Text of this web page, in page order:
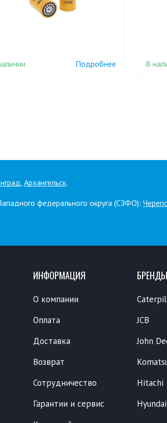
Подробнее В
, Архангельск.
федерального округа (СЗФО):
ИНФОРМАЦИЯ
О компании
Оплата
Доставка
Возврат
Сотрудничество
Гарантии и сервис
БРЕНДЫ
JCB
John
Hitachi
Hyundai